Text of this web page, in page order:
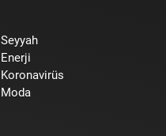
Seyyah
Enerji
Koronavirüs
Moda